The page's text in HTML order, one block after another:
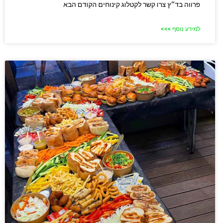
פרווה בד״ץ צרו קשר לקטלוג קינוחים הקודם הבא
למידע נוסף >>>